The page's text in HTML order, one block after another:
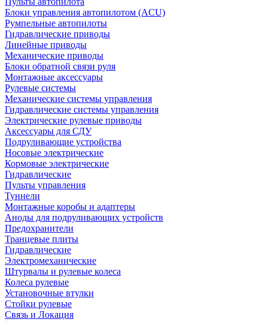
Блоки управления автопилотом (ACU)
Румпельные автопилоты
Гидравлические приводы
Линейные приводы
Механические приводы
Блоки обратной связи руля
Монтажные аксессуары
Рулевые системы
Механические системы управления
Гидравлические системы управления
Электрические рулевые приводы
Аксессуары для СДУ
Подруливающие устройства
Носовые электрические
Кормовые электрические
Гидравлические
Пульты управления
Туннели
Монтажные коробы и адаптеры
Аноды для подруливающих устройств
Предохранители
Транцевые плиты
Гидравлические
Электромеханические
Штурвалы и рулевые колеса
Колеса рулевые
Установочные втулки
Стойки рулевые
Связь и Локация